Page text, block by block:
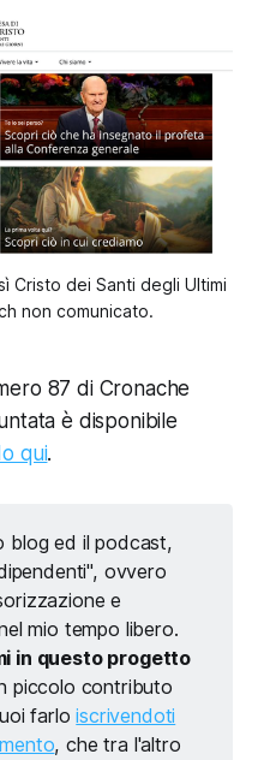
Cristo dei Santi degli Ultimi
non comunicato.
87 di Cronache
è disponibile
qui.
blog ed il podcast,
ovvero
e
mio tempo libero.
in questo progetto
piccolo contributo
farloiscrivendoti
, che tra l'altro